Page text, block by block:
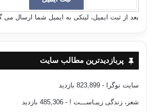
بعد از ثبت ایمیل، لینکی به ایمیل شما ارسال می
پربازدیدترین مطالب سایت
سایت نوگرا - 823,899 بازدید
شعر، زندگی زیبـاســـت ! - 485,306 بازدید